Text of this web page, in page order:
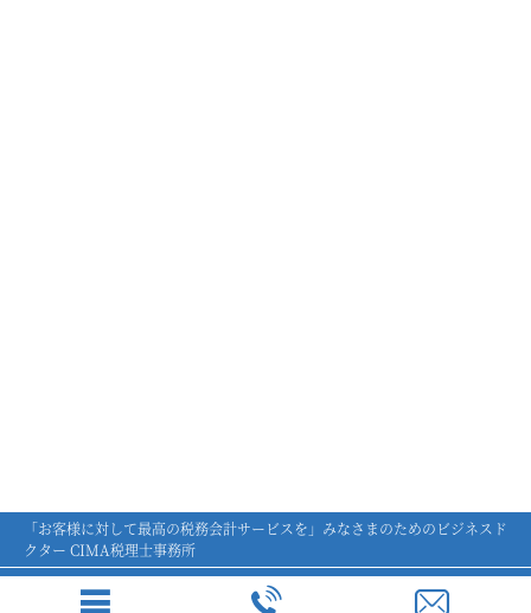
「お客様に対して最高の税務会計サービスを」みなさまのためのビジネスド
クター CIMA税理士事務所
個人情報保護方針